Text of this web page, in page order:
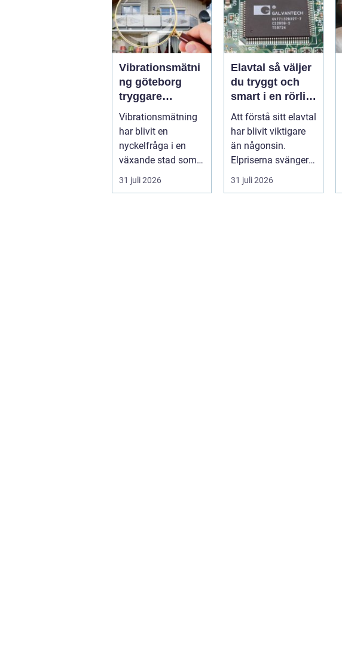
Vibrationsmätni
ng göteborg
tryggare
markarbeten i
tät stadsmiljö
Vibrationsmätning
har blivit en
nyckelfråga i en
växande stad som
Göteborg. När nya
bostäder, broar,...
31 juli 2026
Elavtal så väljer
du tryggt och
smart i en rörlig
elmarknad
Att förstå sitt elavtal
har blivit viktigare
än någonsin.
Elpriserna svänger
snabbt, nya typer av
av...
31 juli 2026